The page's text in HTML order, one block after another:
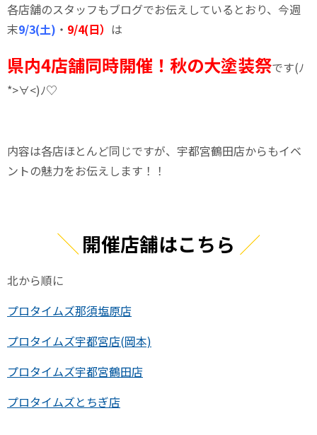
各店舗のスタッフもブログでお伝えしているとおり、今週
末9/3(土) ・ 9/4(日） は
県内4店舗同時開催！秋の大塗装祭です(ﾉ
*>∀<)ﾉ♡
内容は各店ほとんど同じですが、宇都宮鶴田店からもイベ
ントの魅力をお伝えします！！
開催店舗はこちら
北から順に
プロタイムズ那須塩原店
プロタイムズ宇都宮店(岡本)
プロタイムズ宇都宮鶴田店
プロタイムズとちぎ店